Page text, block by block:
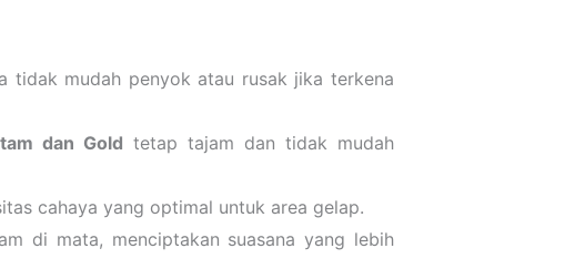
tidak mudah penyok atau rusak jika terkena
dan Gold tetap tajam dan tidak mudah
cahaya yang optimal untuk area gelap.
di mata, menciptakan suasana yang lebih